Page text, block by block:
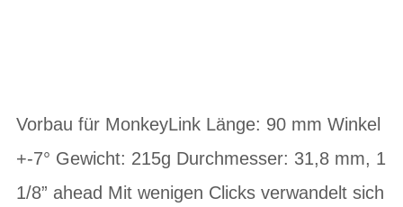
Vorbau für MonkeyLink Länge: 90 mm Winkel
+-7° Gewicht: 215g Durchmesser: 31,8 mm, 1
1/8” ahead Mit wenigen Clicks verwandelt sich